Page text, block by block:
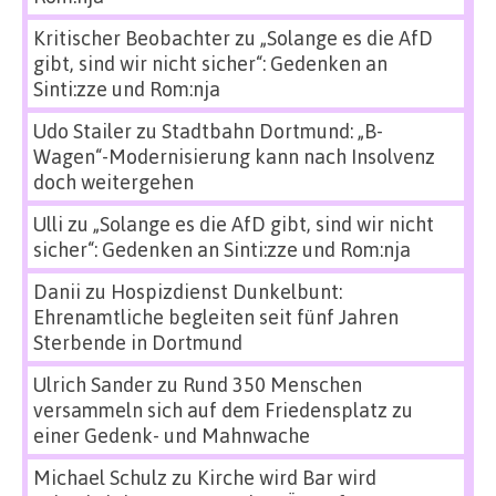
Kritischer Beobachterzu „Solange es die AfD
gibt, sind wir nicht sicher“: Gedenken an
Sinti:zze und Rom:nja
Udo Stailerzu Stadtbahn Dortmund: „B-
Wagen“-Modernisierung kann nach Insolvenz
doch weitergehen
Ulli zu „Solange es die AfD gibt, sind wir nicht
sicher“: Gedenken an Sinti:zze und Rom:nja
Danii zu Hospizdienst Dunkelbunt:
Ehrenamtliche begleiten seit fünf Jahren
Sterbende in Dortmund
Ulrich Sanderzu Rund 350 Menschen
versammeln sich auf dem Friedensplatz zu
einer Gedenk- und Mahnwache
Michael Schulz zu Kirche wird Bar wird